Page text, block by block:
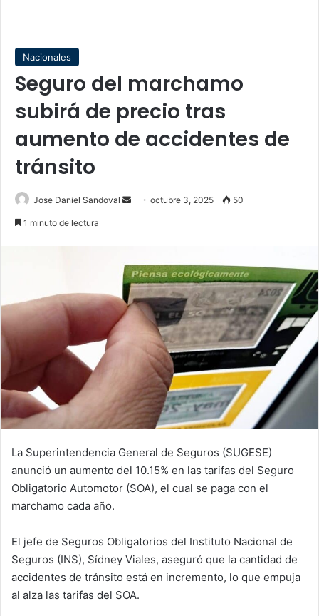
Nacionales
Seguro del marchamo
subirá de precio tras
aumento de accidentes de
tránsito
Jose Daniel Sandoval
Sendoctubre 3, 2025 50
1 minuto de lectura
La Superintendencia General de Seguros (SUGESE)
anunció un aumento del 10.15% en las tarifas del Seguro
Obligatorio Automotor (SOA), el cual se paga con el
marchamo cada año.​​
El jefe de Seguros Obligatorios del Instituto Nacional de
Seguros (INS), Sídney Viales, aseguró que la cantidad de
accidentes de tránsito está en incremento, lo que empuja
al alza las tarifas del SOA.